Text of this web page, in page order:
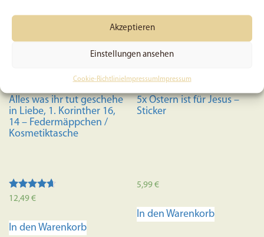
Akzeptieren
Einstellungen ansehen
Cookie-RichtlinieImpressum Impressum
Die
können
gewählt
Alles was ihr tut geschehe
in Liebe, 1. Korinther 16,
14 – Federmäppchen /
Kosmetiktasche
Bewertet
von 5
12,49€
In den Warenkorb
5x Ostern ist für Jesus –
Sticker
5,99€
In den Warenkorb